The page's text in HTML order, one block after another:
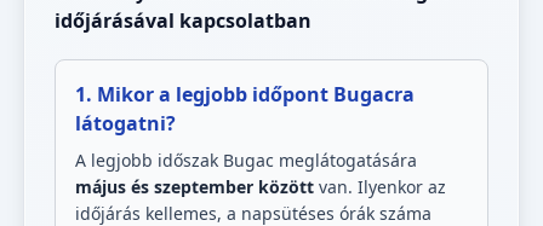
időjárásával kapcsolatban
1. Mikor a legjobb időpont Bugacra
látogatni?
A legjobb időszak Bugac meglátogatására
május és szeptember között van. Ilyenkor az
időjárás kellemes, a napsütéses órák száma